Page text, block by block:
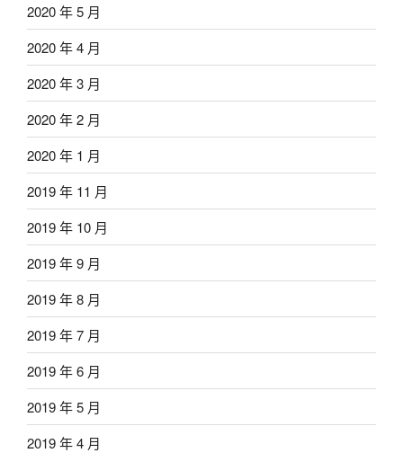
2020 年 5 月
2020 年 4 月
2020 年 3 月
2020 年 2 月
2020 年 1 月
2019 年 11 月
2019 年 10 月
2019 年 9 月
2019 年 8 月
2019 年 7 月
2019 年 6 月
2019 年 5 月
2019 年 4 月